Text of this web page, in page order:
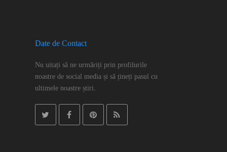
Date de Contact
Nu uitați să ne urmăriți prin profilurile
noastre de social media și să țineți pasul cu
ultimele noastre știri.
TwitterFacebookPinterest
RSS